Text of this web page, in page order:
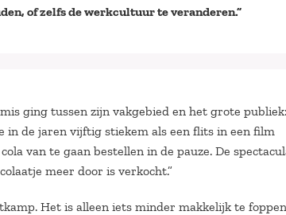
of zelfs de werkcultuur te veranderen.”
ging tussen zijn vakgebied en het grote publiek:
in de jaren vijftig stiekem als een flits in een film
van te gaan bestellen in de pauze. De
meer door is verkocht.”
Het is alleen iets minder makkelijk te